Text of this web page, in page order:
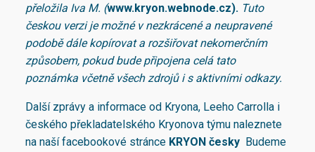
ř
e
h
r
á
a
č
přeložila Iva M. (www.kryon.webnode.cz). Tuto
českou verzi je možné v nezkrácené a neupravené
podobě dále kopírovat a rozšiřovat nekomerčním
způsobem, pokud bude připojena celá tato
poznámka včetně všech zdrojů i s aktivními odkazy.
Další zprávy a informace od Kryona, Leeho Carrolla i
českého překladatelského Kryonova týmu naleznete
na naší facebookové stránce KRYON česky Budeme